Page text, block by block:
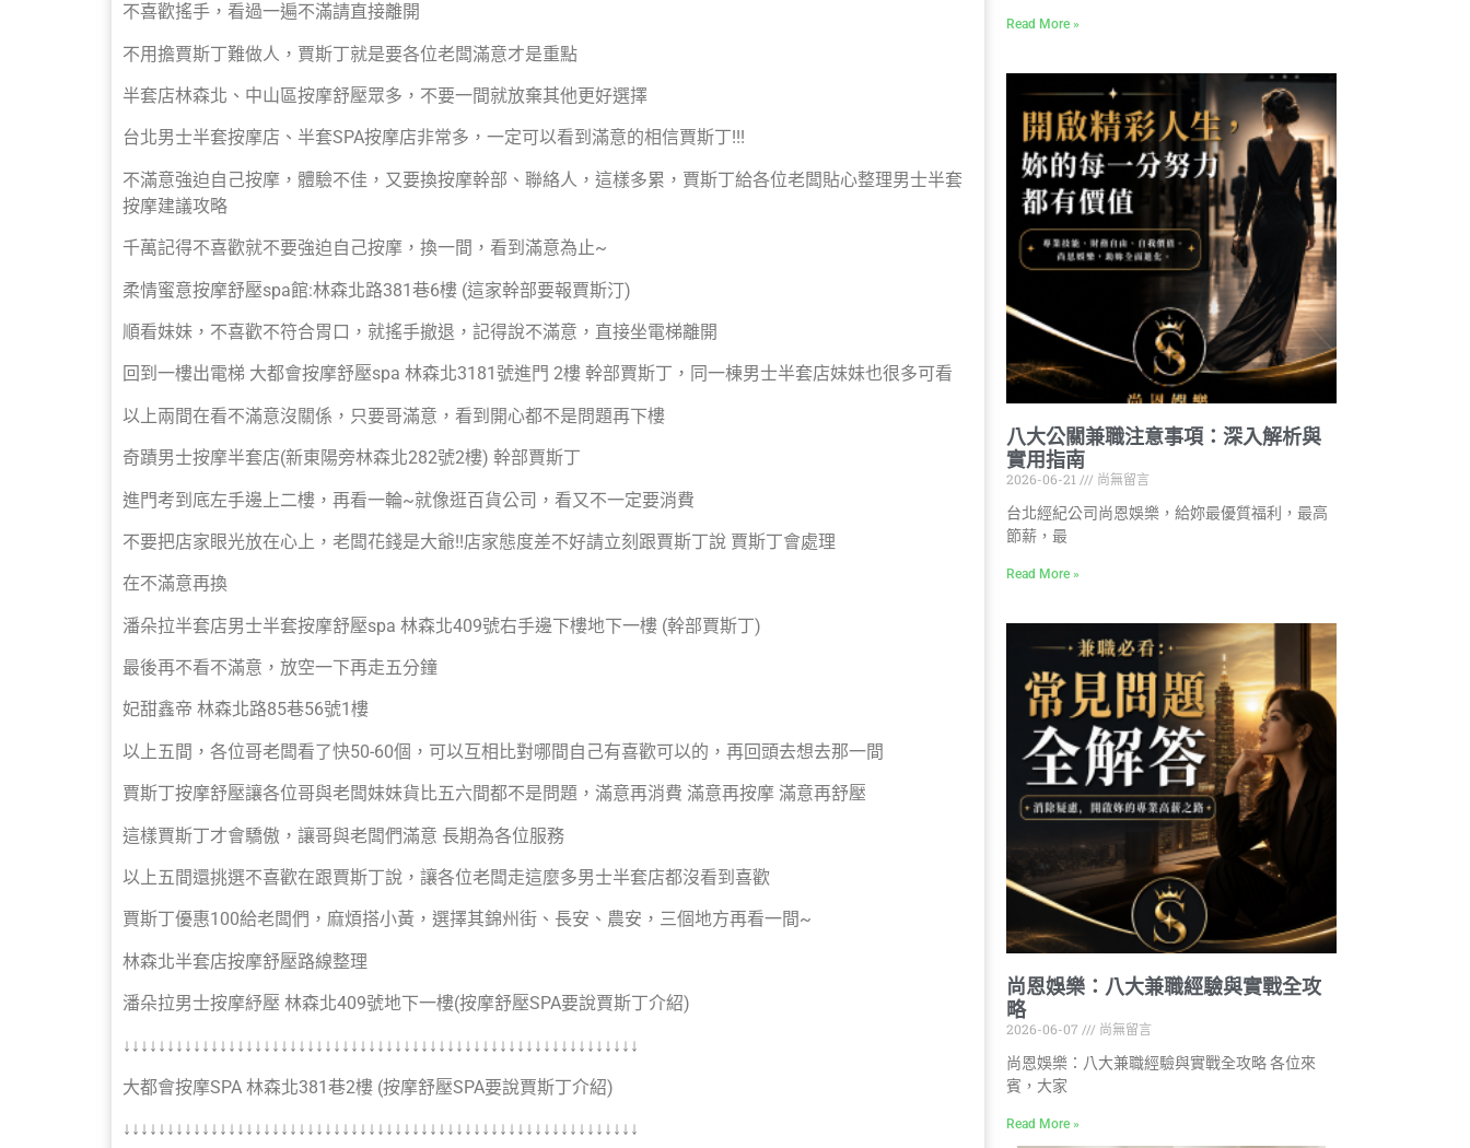
不喜歡搖手，看過一遍不滿請直接離開
不用擔賈斯丁難做人，賈斯丁就是要各位老闆滿意才是重點
半套店林森北、中山區按摩舒壓眾多，不要一間就放棄其他更好選擇
台北男士半套按摩店、半套SPA按摩店非常多，一定可以看到滿意的相信賈斯丁!!!
不滿意強迫自己按摩，體驗不佳，又要換按摩幹部、聯絡人，這樣多累，賈斯丁給各位老闆貼心整理男士半套
按摩建議攻略
千萬記得不喜歡就不要強迫自己按摩，換一間，看到滿意為止~
柔情蜜意按摩舒壓spa館:林森北路381巷6樓 (這家幹部要報賈斯汀)
順看妹妹，不喜歡不符合胃口，就搖手撤退，記得說不滿意，直接坐電梯離開
回到一樓出電梯 大都會按摩舒壓spa 林森北3181號進門 2樓 幹部賈斯丁，同一棟男士半套店妹妹也很多可看
以上兩間在看不滿意沒關係，只要哥滿意，看到開心都不是問題再下樓
奇蹟男士按摩半套店(新東陽旁林森北282號2樓) 幹部賈斯丁
進門考到底左手邊上二樓，再看一輪~就像逛百貨公司，看又不一定要消費
不要把店家眼光放在心上，老闆花錢是大爺!!店家態度差不好請立刻跟賈斯丁說 賈斯丁會處理
在不滿意再換
潘朵拉半套店男士半套按摩舒壓spa 林森北409號右手邊下樓地下一樓 (幹部賈斯丁)
最後再不看不滿意，放空一下再走五分鐘
妃甜鑫帝 林森北路85巷56號1樓
以上五間，各位哥老闆看了快50-60個，可以互相比對哪間自己有喜歡可以的，再回頭去想去那一間
賈斯丁按摩舒壓讓各位哥與老闆妹妹貨比五六間都不是問題，滿意再消費 滿意再按摩 滿意再舒壓
這樣賈斯丁才會驕傲，讓哥與老闆們滿意 長期為各位服務
以上五間還挑選不喜歡在跟賈斯丁說，讓各位老闆走這麼多男士半套店都沒看到喜歡
賈斯丁優惠100給老闆們，麻煩搭小黃，選擇其錦州街、長安、農安，三個地方再看一間~
林森北半套店按摩舒壓路線整理
潘朵拉男士按摩紓壓 林森北409號地下一樓(按摩舒壓SPA要說賈斯丁介紹)
↓↓↓↓↓↓↓↓↓↓↓↓↓↓↓↓↓↓↓↓↓↓↓↓↓↓↓↓↓↓↓↓↓↓↓↓↓↓↓↓↓↓↓↓↓↓↓↓↓↓↓↓↓↓↓↓↓↓↓
大都會按摩SPA 林森北381巷2樓 (按摩舒壓SPA要說賈斯丁介紹)
↓↓↓↓↓↓↓↓↓↓↓↓↓↓↓↓↓↓↓↓↓↓↓↓↓↓↓↓↓↓↓↓↓↓↓↓↓↓↓↓↓↓↓↓↓↓↓↓↓↓↓↓↓↓↓↓↓↓↓
Read More »
八大公關兼職注意事項：深入解析與
實用指南
2026-06-21
尚無留言
台北經紀公司尚恩娛樂，給妳最優質福利，最高
節薪，最
Read More »
尚恩娛樂：八大兼職經驗與實戰全攻
略
2026-06-07
尚無留言
尚恩娛樂：八大兼職經驗與實戰全攻略 各位來
賓，大家
Read More »